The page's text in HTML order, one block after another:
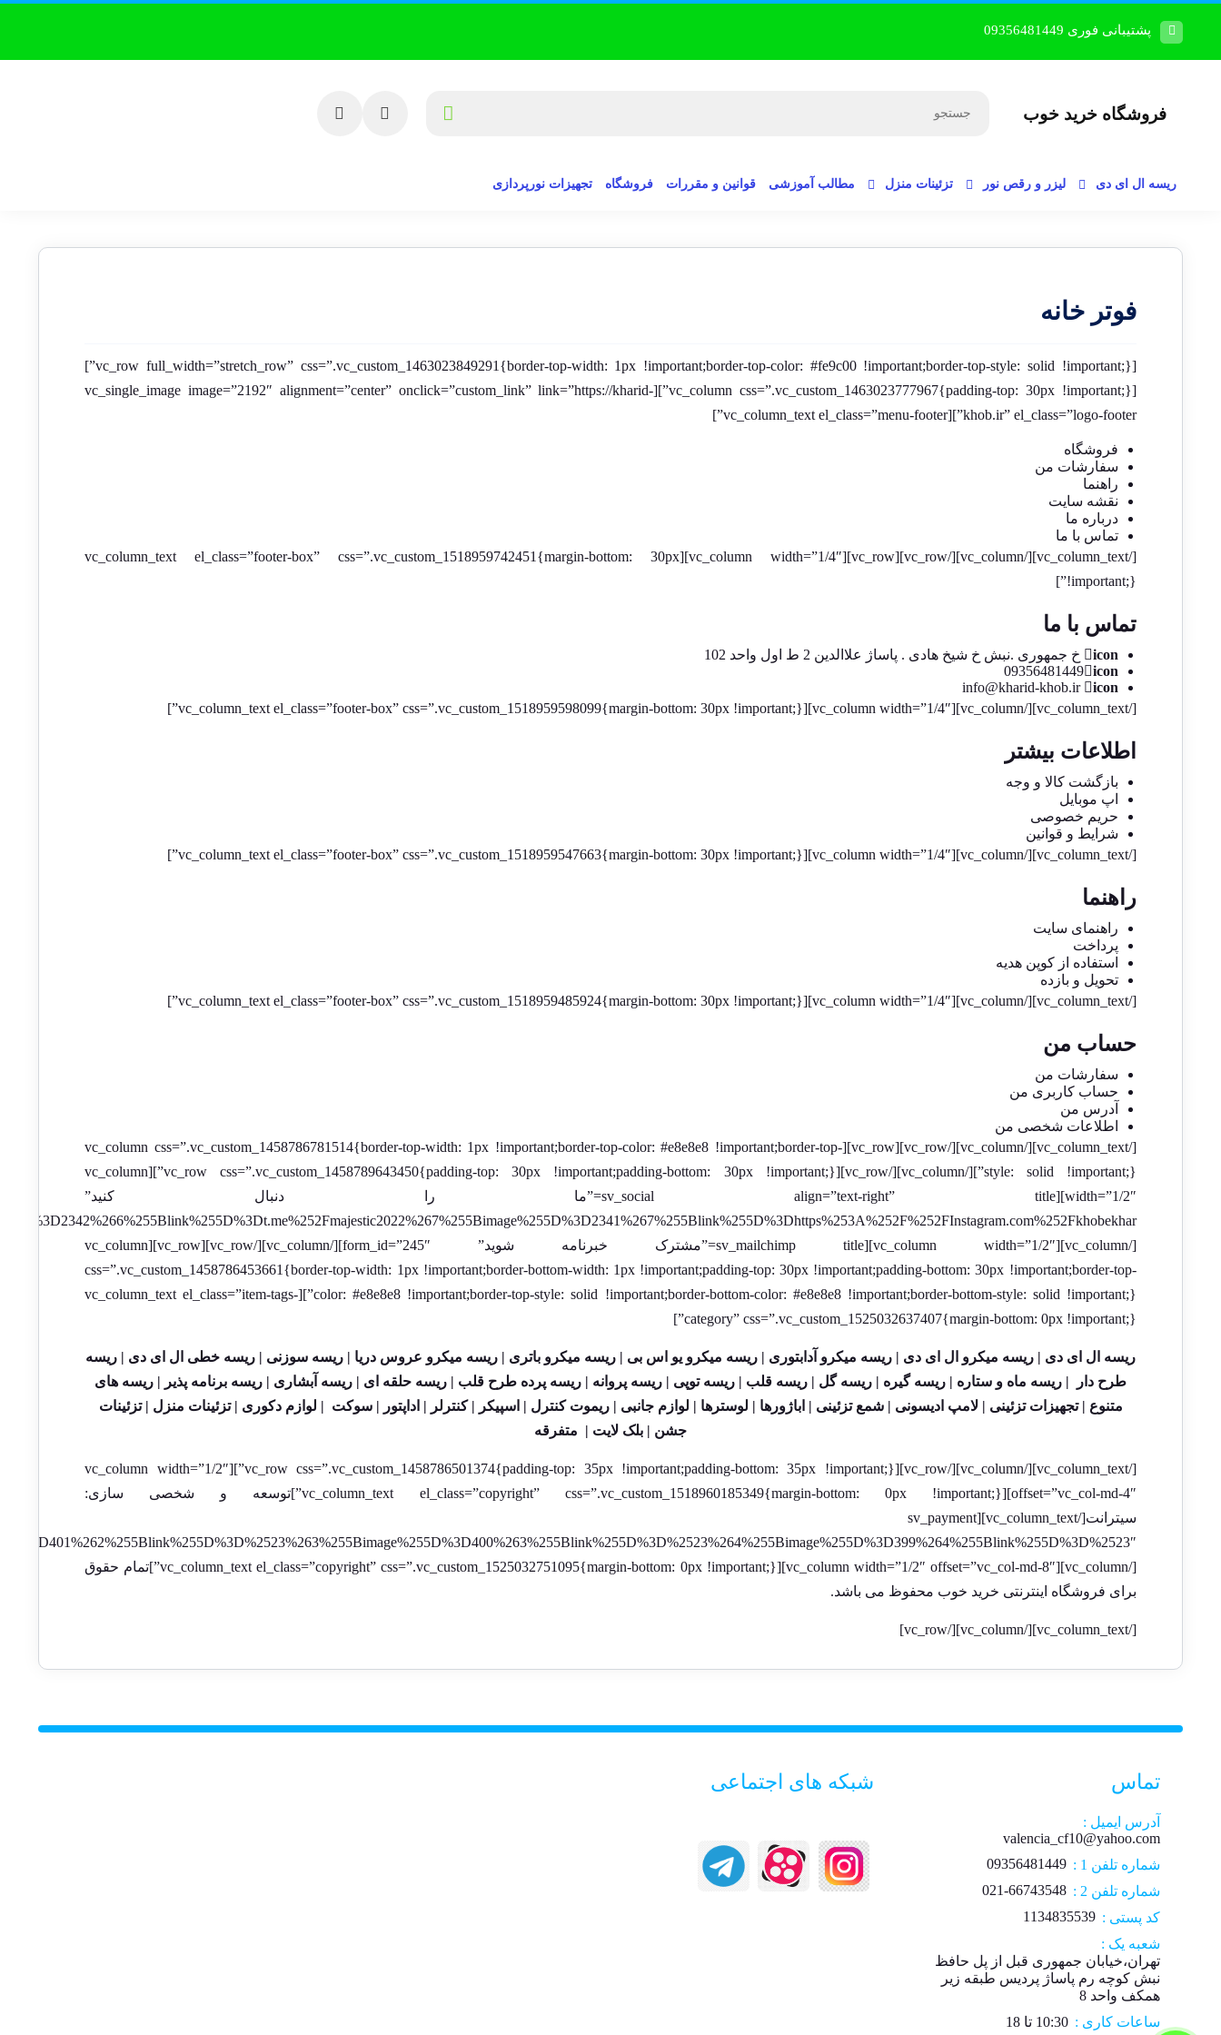
پشتیبانی فوری 09356481449
فروشگاه خرید خوب
ریسه ال ای دی لیزر و رقص نور تزئینات منزل مطالب آموزشی قوانین و مقررات فروشگاه تجهیزات نورپردازی
فوتر خانه
[vc_row full_width=”stretch_row” css=”.vc_custom_1463023849291{border-top-width: 1px !important;border-top-color: #fe9c00 !important;border-top-style: solid !important;}”]
[vc_column css=”.vc_custom_1463023777967{padding-top: 30px !important;}”][vc_single_image image=”2192″ alignment=”center” onclick=”custom_link” link=”https://kharid-
khob.ir” el_class=”logo-footer”][vc_column_text el_class=”menu-footer”]
فروشگاه
سفارشات من
راهنما
نقشه سایت
درباره ما
تماس با ما
[/vc_column_text][/vc_column][/vc_row][vc_row][vc_column width=”1/4″][vc_column_text el_class=”footer-box” css=”.vc_custom_1518959742451{margin-bottom: 30px
!important;}”]
تماس با ما
icon
خ جمهوری .نبش خ شیخ هادی . پاساژ علاالدین 2 ط اول واحد 102
icon
09356481449
icon
info@kharid-khob.ir
[/vc_column_text][/vc_column][vc_column width=”1/4″][vc_column_text el_class=”footer-box” css=”.vc_custom_1518959598099{margin-bottom: 30px !important;}”]
اطلاعات بیشتر
بازگشت کالا و وجه
اپ موبایل
حریم خصوصی
شرایط و قوانین
[/vc_column_text][/vc_column][vc_column width=”1/4″][vc_column_text el_class=”footer-box” css=”.vc_custom_1518959547663{margin-bottom: 30px !important;}”]
راهنما
راهنمای سایت
پرداخت
استفاده از کوپن هدیه
تحویل و بازده
[/vc_column_text][/vc_column][vc_column width=”1/4″][vc_column_text el_class=”footer-box” css=”.vc_custom_1518959485924{margin-bottom: 30px !important;}”]
حساب من
سفارشات من
حساب کاربری من
آدرس من
اطلاعات شخصی من
[/vc_column_text][/vc_column][/vc_row][vc_row][vc_column css=”.vc_custom_1458786781514{border-top-width: 1px !important;border-top-color: #e8e8e8 !important;border-top-
style: solid !important;}”][/vc_column][/vc_row][vc_row css=”.vc_custom_1458789643450{padding-top: 30px !important;padding-bottom: 30px !important;}”][vc_column
width=”1/2″][sv_social align=”text-right” title=”ما را دنبال کنید”
[/vc_column][vc_column width=”1/2″][sv_mailchimp title=”مشترک خبرنامه شوید” form_id=”245″][/vc_column][/vc_row][vc_row][vc_column
css=”.vc_custom_1458786453661{border-top-width: 1px !important;border-bottom-width: 1px !important;padding-top: 30px !important;padding-bottom: 30px !important;border-top-
color: #e8e8e8 !important;border-top-style: solid !important;border-bottom-color: #e8e8e8 !important;border-bottom-style: solid !important;}”][vc_column_text el_class=”item-tags-
category” css=”.vc_custom_1525032637407{margin-bottom: 0px !important;}”]
ریسه ال ای دی | ریسه میکرو ال ای دی | ریسه میکرو آدابتوری | ریسه میکرو یو اس بی | ریسه میکرو باتری | ریسه میکرو عروس دریا | ریسه سوزنی | ریسه خطی ال ای دی | ریسه
طرح دار | ریسه ماه و ستاره | ریسه گیره | ریسه گل | ریسه قلب | ریسه توپی | ریسه پروانه | ریسه پرده طرح قلب | ریسه حلقه ای | ریسه آبشاری | ریسه برنامه پذیر | ریسه های
متنوع |تجهیزات تزئینی |لامپ ادیسونی |شمع تزئینی | اباژورها | لوسترها | لوازم جانبی |ریموت کنترل | اسپیکر |کنترلر | اداپتور |سوکت | لوازم دکوری |تزئینات منزل |تزئینات
جشن | بلک لایت | متفرقه
[/vc_column_text][/vc_column][/vc_row][vc_row css=”.vc_custom_1458786501374{padding-top: 35px !important;padding-bottom: 35px !important;}”][vc_column width=”1/2″
offset=”vc_col-md-4″][vc_column_text el_class=”copyright” css=”.vc_custom_1518960185349{margin-bottom: 0px !important;}”]توسعه و شخصی سازی:
سیترانت
[/vc_column_text][sv_payment
[/vc_column][vc_column width=”1/2″ offset=”vc_col-md-8″][vc_column_text el_class=”copyright” css=”.vc_custom_1525032751095{margin-bottom: 0px !important;}”]تمام حقوق
برای فروشگاه اینترنتی خرید خوب محفوظ می باشد.
[/vc_column_text][/vc_column][/vc_row]
تماس
آدرس ایمیل :
valencia_cf10@yahoo.com
شماره تلفن 1 :
09356481449
شماره تلفن 2 :
021-66743548
کد پستی : 1134835539
شعبه یک :
تهران،خیابان جمهوری قبل از پل حافظ
نبش کوچه رم پاساژ پردیس طبقه زیر
همکف واحد 8
ساعات کاری : 10:30 تا 18
شبکه های اجتماعی